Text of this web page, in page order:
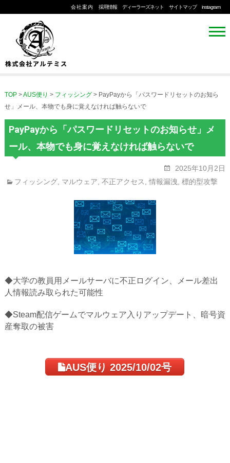
会社案内 採用情報 ディーラーズネット サイトマップ instagram
TOP>AUS便り > フィッシング> PayPayから「パスワードリセットのお知ら
せ」メール、本物でも身に覚えなければ触らないで
PayPayから「パスワードリセットのお知らせ」メ
ール、本物でも身に覚えなければ触らないで
2025年10月2日
フィッシング マルウェア ,不正アクセス ,情報漏洩 ,標的型攻撃
◆大学の教員用メールサーバに不正ログイン、メール差出
人情報読み取られた可能性
◆Steam配信ゲームでマルウェア入りアップデート、暗号資
産奪取の被害
AUS便り 2025/10/02号